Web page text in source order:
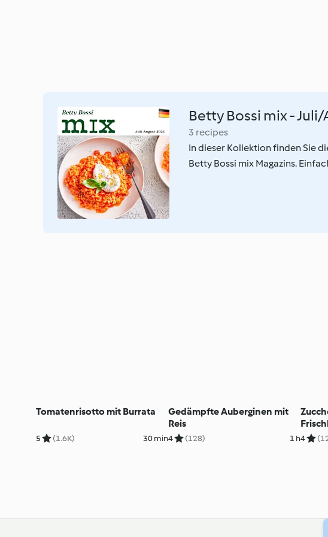
Betty Bossi mix - Juli/
3 recipes
In dieser Kollektion finden Sie
Betty Bossi mix Magazins.
Tomatenrisotto mit Burrata
5 (1.6K) 30 min
Gedämpfte Auberginen mit
Reis
4 (128) 1 h4